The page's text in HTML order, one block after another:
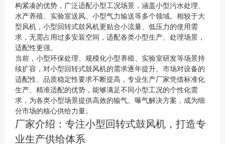
构紧凑的优势，广泛适配小型工况场景，涵盖小型污水处理、
水产养殖、实验室送风、小型气力输送等多个领域。相较于大
型风机，小型回转式鼓风机更贴合小流量、低压力的使用需
求，无需占用过多安装空间，适配各类小型生产、处理场景，
适配性更强。
当前，小型环保处理、规模化小型养殖、实验室研发等场景持
续扩容，对小型回转式鼓风机的需求逐年提升。市场对设备的
适配性、品质稳定性要求不断提高，专业生产厂家凭借标准化
生产、精准适配的优势，能够满足不同小型工况的个性化需
求，为各类小型场景提供高效的输气、曝气解决方案，成为细
分市场的核心供给力量。
厂家介绍：专注小型回转式鼓风机，打造专
业生产供给体系